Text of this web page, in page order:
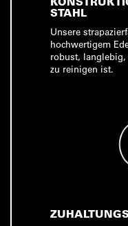
STAHL
Unsere
hochwertigem
robust,
zu reinigen ist.